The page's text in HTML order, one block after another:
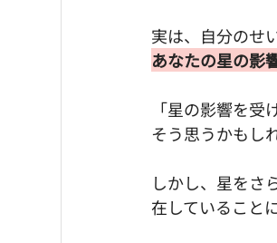
実は、自分のせ
あなたの星の影
「星の影響を受
そう思うかもし
しかし、星をさ
在していること